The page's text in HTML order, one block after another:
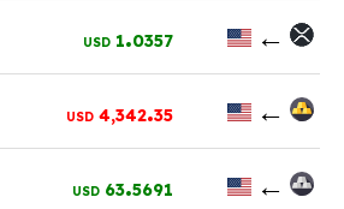
←
1.0357
USD
←
4,342.35
USD
←
63.5691
USD